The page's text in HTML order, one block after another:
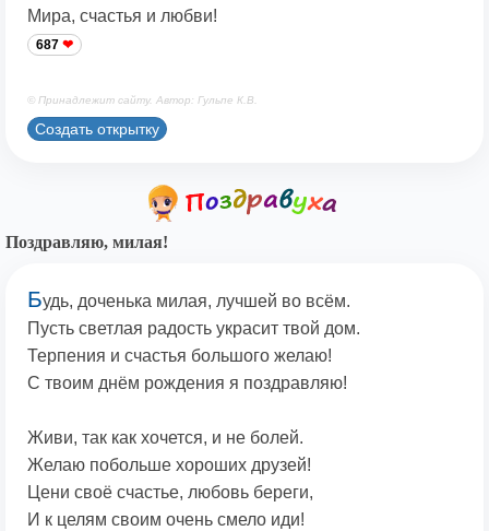
Мира, счастья и любви!
687
© Принадлежит сайту. Автор: Гульпе К.В.
Создать открытку
Поздравляю, милая!
Будь, доченька милая, лучшей во всём.
Пусть светлая радость украсит твой дом.
Терпения и счастья большого желаю!
С твоим днём рождения я поздравляю!
Живи, так как хочется, и не болей.
Желаю побольше хороших друзей!
Цени своё счастье, любовь береги,
И к целям своим очень смело иди!